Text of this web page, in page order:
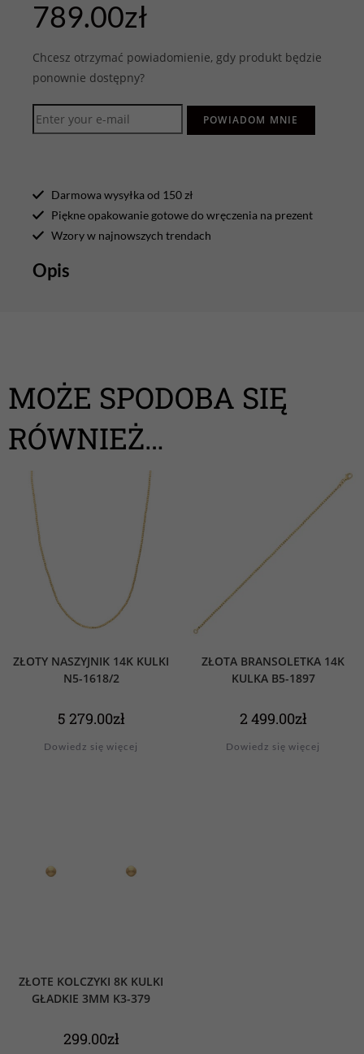
789.00zł
Chcesz otrzymać powiadomienie, gdy produkt będzie
ponownie dostępny?
POWIADOM MNIE
Darmowa wysyłka od 150 zł
Piękne opakowanie gotowe do wręczenia na prezent
Wzory w najnowszych trendach
Opis
MOŻE SPODOBA SIĘ
RÓWNIEŻ…
ZŁOTY NASZYJNIK 14K KULKI
N5-1618/2
5 279.00zł
Dowiedz się więcej
ZŁOTA BRANSOLETKA 14K
KULKA B5-1897
2 499.00zł
Dowiedz się więcej
ZŁOTE KOLCZYKI 8K KULKI
GŁADKIE 3MM K3-379
299.00zł